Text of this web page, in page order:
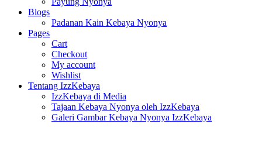
Blogs
Padanan Kain Kebaya Nyonya
Pages
Cart
Checkout
My account
Wishlist
Tentang IzzKebaya
IzzKebaya di Media
Tajaan Kebaya Nyonya oleh IzzKebaya
Galeri Gambar Kebaya Nyonya IzzKebaya